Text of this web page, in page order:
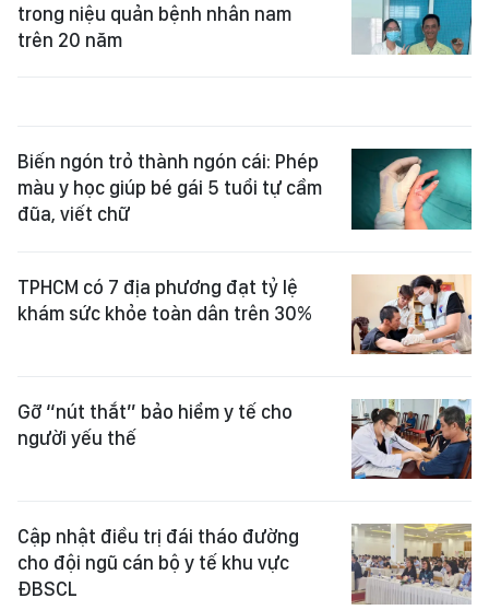
trong niệu quản bệnh nhân nam
trên 20 năm
Biến ngón trỏ thành ngón cái: Phép
màu y học giúp bé gái 5 tuổi tự cầm
đũa, viết chữ
TPHCM có 7 địa phương đạt tỷ lệ
khám sức khỏe toàn dân trên 30%
Gỡ “nút thắt” bảo hiểm y tế cho
người yếu thế
Cập nhật điều trị đái tháo đường
cho đội ngũ cán bộ y tế khu vực
ĐBSCL